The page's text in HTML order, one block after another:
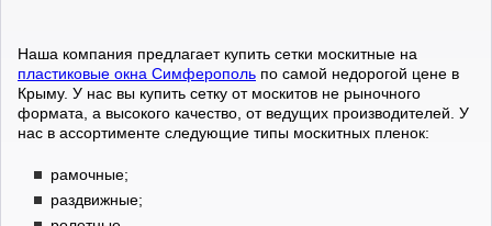
Наша компания предлагает купить сетки москитные на
пластиковые окна Симферополь по самой недорогой цене в
Крыму. У нас вы купить сетку от москитов не рыночного
формата, а высокого качество, от ведущих производителей. У
нас в ассортименте следующие типы москитных пленок:
рамочные;
раздвижные;